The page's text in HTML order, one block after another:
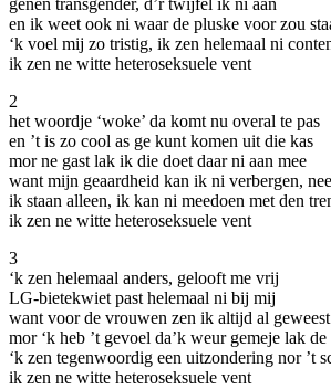
genen transgender, d’r twijfel ik ni aan
en ik weet ook ni waar de pluske voor zou
‘k voel mij zo tristig, ik zen helemaal ni
ik zen ne witte heteroseksuele vent
2
het woordje ‘woke’ da komt nu overal te pas
en ’t is zo cool as ge kunt komen uit die kas
mor ne gast lak ik die doet daar ni aan mee
want mijn geaardheid kan ik ni verbergen, nee
ik staan alleen, ik kan ni meedoen met den
ik zen ne witte heteroseksuele vent
3
‘k zen helemaal anders, gelooft me vrij
LG-bietekwiet past helemaal ni bij mij
want voor de vrouwen zen ik altijd al geweest
mor ‘k heb ’t gevoel da’k weur gemeje lak de
‘k zen tegenwoordig een uitzondering nor ’t
ik zen ne witte heteroseksuele vent